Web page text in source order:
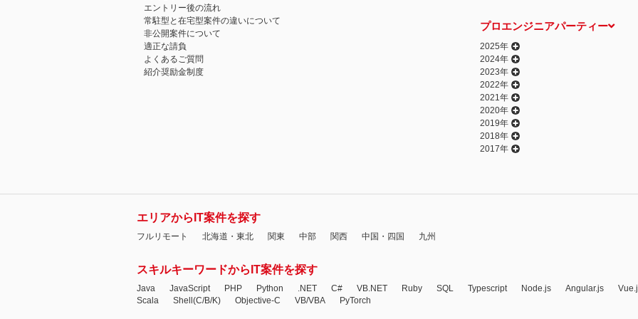
エントリー後の流れ
常駐型と在宅型案件の違いについて
非公開案件について
適正な請負
よくあるご質問
紹介奨励金制度
プロエンジニアパーティー
2025年
2024年
2023年
2022年
2021年
2020年
2019年
2018年
2017年
エリアからIT案件を探す
フルリモート 北海道・東北 関東 中部 関西 中国・四国 九州
スキルキーワードからIT案件を探す
Java JavaScript PHP Python .NET C# VB.NET Ruby SQL Typescript Node.js Angular.js
Scala
Shell(C/B/K) Objective-C VB/VBA PyTorch